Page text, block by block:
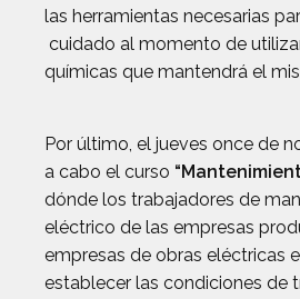
las herramientas necesarias
cuidado al momento de
químicas que mantendrá el
Por último, el jueves once de
a cabo el curso
dónde los trabajadores de
eléctrico de las empresas
empresas de obras eléctricas
establecer las condiciones de